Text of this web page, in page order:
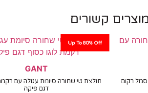
מוצרים קשורים
סמל רקום
Up To 80% Off
GANT
חולצת טי שחורה סיומת עגולה עם
דגם פיקה